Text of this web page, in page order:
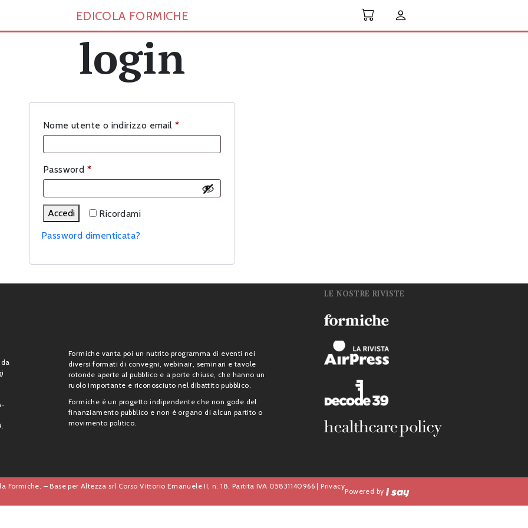
EDICOLA FORMICHE
login
Nome utente o indirizzo email *Richiesto
Password *Richiesto
Ricordami
Accedi
Password dimenticata?
Formiche vanta poi un nutrito programma di eventi nei
diversi formati di convegni, webinair, seminari e tavole
rotonde aperte al pubblico e a porte chiuse, che hanno un
ruolo importante e riconosciuto nel dibattito pubblico.
Formiche è un progetto indipendente che non gode del
finanziamento pubblico e non è organo di alcun partito o
movimento politico.
LE NOSTRE RIVISTE
Formiche. – Base per Altezza srl Corso Vittorio Emanuele II, n. 18, Partita IVA 05831140966 |Privacy
Powered by